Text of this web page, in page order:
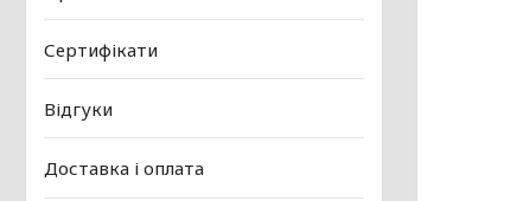
Сертифікати
Відгуки
Доставка і оплата